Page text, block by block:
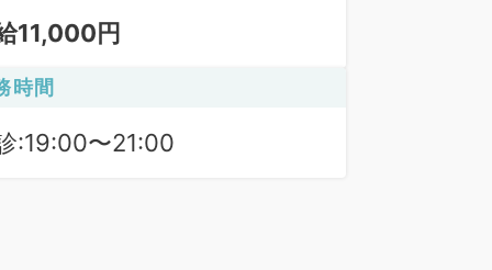
11,000円
時間
:19:00〜21:00